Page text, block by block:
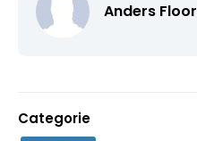
Anders Floor
Categorie